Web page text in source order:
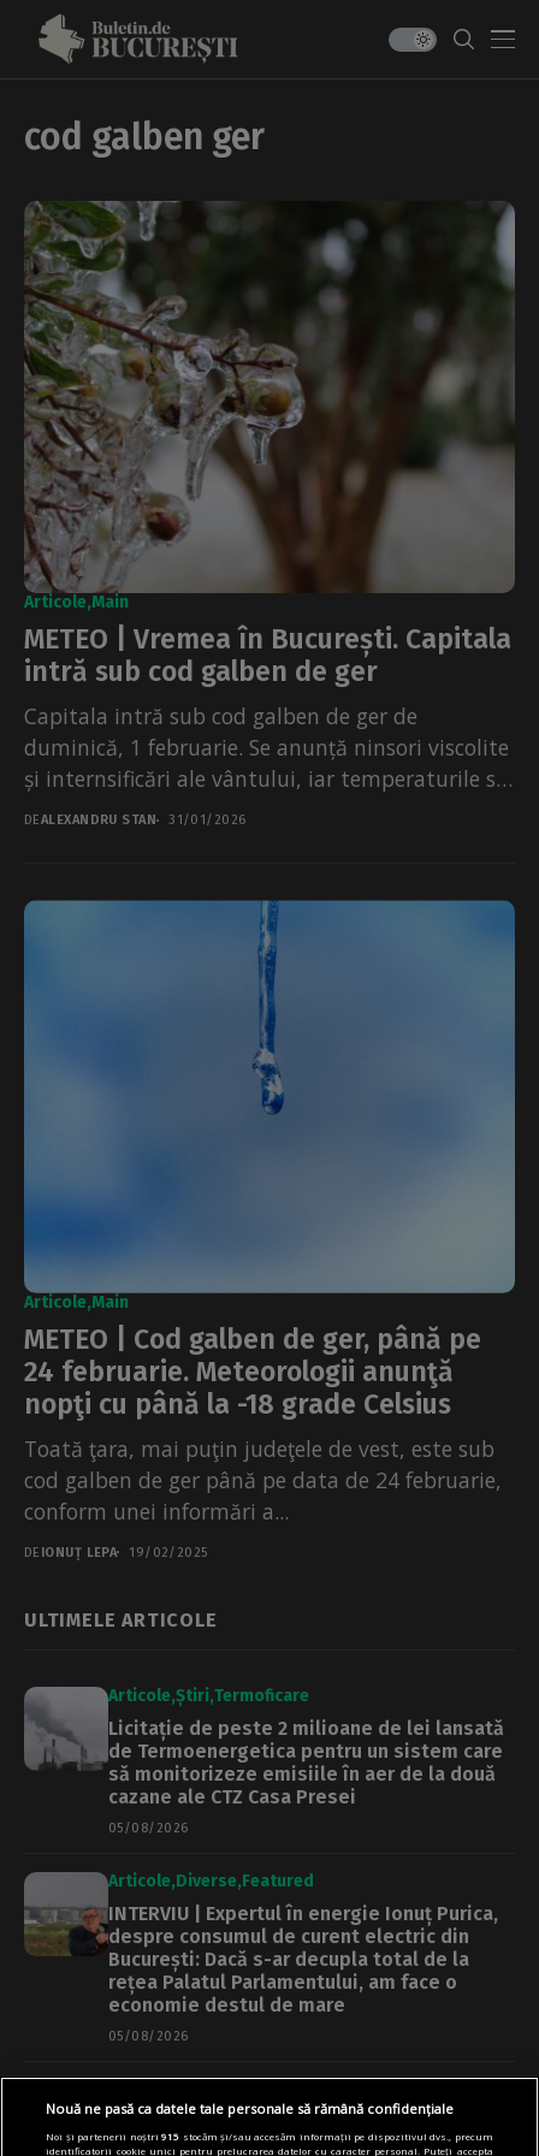
cod galben ger
Articole Main
METEO | Vremea în București. Capitala
intră sub cod galben de ger
Capitala intră sub cod galben de ger de
duminică, 1 februarie. Se anunță ninsori viscolite
și internsificări ale vântului, iar temperaturile se
mențin...
DEALEXANDRU STAN 31/01/2026
Articole Main
METEO | Cod galben de ger, până pe
24 februarie. Meteorologii anunţă
nopţi cu până la -18 grade Celsius
Toată ţara, mai puţin judeţele de vest, este sub
cod galben de ger până pe data de 24 februarie,
conform unei informări a...
DE IONUȚ LEPA 19/02/2025
ULTIMELE ARTICOLE
Articole Știri Termoficare
Licitație de peste 2 milioane de lei lansată
de Termoenergetica pentru un sistem care
să monitorizeze emisiile în aer de la două
cazane ale CTZ Casa Presei
05/08/2026
Articole Diverse Featured
INTERVIU | Expertul în energie Ionuț Purica,
despre consumul de curent electric din
București: Dacă s-ar decupla total de la
rețea Palatul Parlamentului, am face o
economie destul de mare
05/08/2026
Regulament nou pentru promenada și Insula
Lacul Morii, pus în dezbatere publică. Ce
Nouă ne pasă ca datele tale personale să rămână confidențiale
Noi și partenerii noștri915 stocăm și/sau accesăm informații pe dispozitivul dvs., precum
identificatorii cookie unici pentru prelucrarea datelor cu caracter personal. Puteți accepta